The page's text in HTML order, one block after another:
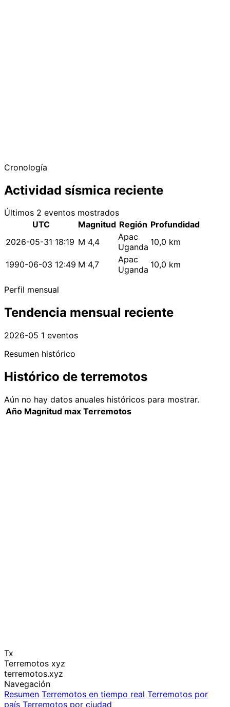
Cronología
Actividad sísmica reciente
Últimos 2 eventos mostrados
UTC
Magnitud Región Profundidad
2026-05-31 18:19 M 4,4
Apac
Uganda 10,0 km
1990-06-03 12:49 M 4,7
Apac
Uganda 10,0 km
Perfil mensual
Tendencia mensual reciente
2026-05 1 eventos
Resumen histórico
Histórico de terremotos
Aún no hay datos anuales históricos para mostrar.
Año Magnitud max Terremotos
Tx
Terremotos xyz
terremotos.xyz
Navegación
Resumen Terremotos en tiempo real Terremotos por
país Terremotos por ciudad